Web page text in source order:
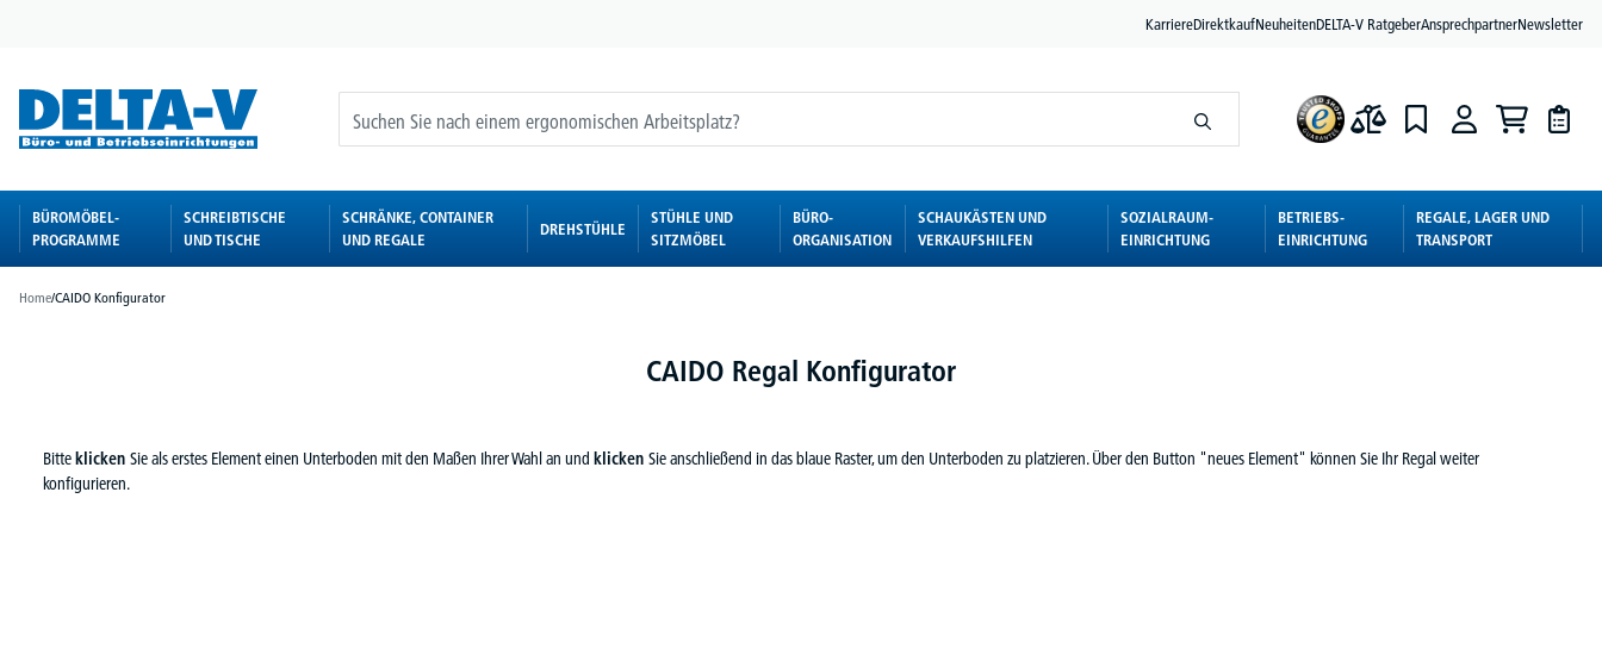
KarriereDirektkaufNeuheitenDELTA-V RatgeberAnsprechpartnerNewsletter
BÜROMÖBEL-
PROGRAMME
SCHREIBTISCHE
UND TISCHE
SCHRÄNKE, CONTAINER
UND REGALE
DREHSTÜHLE
STÜHLE UND
SITZMÖBEL
BÜRO-
ORGANISATION
SCHAUKÄSTEN UND
VERKAUFSHILFEN
SOZIALRAUM-
EINRICHTUNG
BETRIEBS-
EINRICHTUNG
REGALE, LAGER UND
TRANSPORT
Home/CAIDO Konfigurator
CAIDO Regal Konfigurator
Bitteklicken Sie als erstes Element einen Unterboden mit den Maßen Ihrer Wahl an und klicken Sie anschließend in das blaue Raster, um den Unterboden zu platzieren. Über den Button "neues Element" können Sie Ihr Regal weiter
konfigurieren.